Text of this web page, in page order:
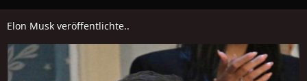
Elon Musk veröffentlichte..